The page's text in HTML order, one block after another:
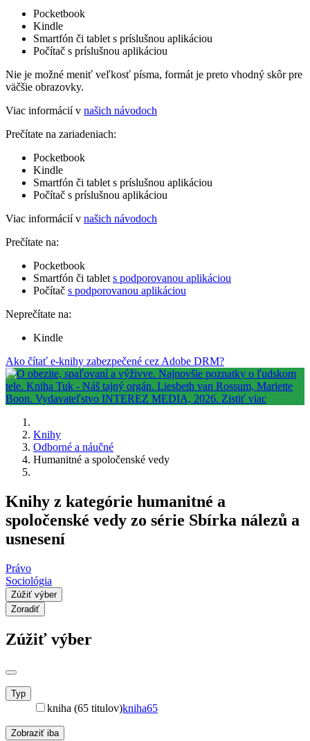
Pocketbook
Kindle
Smartfón či tablet s príslušnou aplikáciou
Počítač s príslušnou aplikáciou
Nie je možné meniť veľkosť písma, formát je preto vhodný skôr pre
väčšie obrazovky.
Viac informácií v našich návodoch
Prečítate na zariadeniach:
Pocketbook
Kindle
Smartfón či tablet s príslušnou aplikáciou
Počítač s príslušnou aplikáciou
Viac informácií v našich návodoch
Prečítate na:
Pocketbook
Smartfón či tablet s podporovanou aplikáciou
Počítač s podporovanou aplikáciou
Neprečítate na:
Kindle
Ako čítať e-knihy zabezpečené cez Adobe DRM?
Knihy
Odborné a náučné
Humanitné a spoločenské vedy
Knihy z kategórie humanitné a
spoločenské vedy zo série Sbírka nálezů a
usnesení
Právo
Sociológia
Zúžiť výber
Zoradiť
Zúžiť výber
Typ
kniha (65 titulov)kniha65
Zobraziť iba